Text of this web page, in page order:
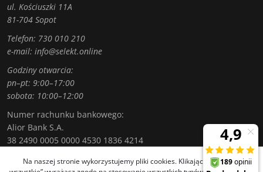
ul. Kościuszki 11A
81-704 Sopot
Telefon: 730 010 210
e-mail: info@selekt.online
Godziny otwarcia:
pn–pt: 9:00–17:00
sobota: 10:00–12:00
Numer rachunku bankowego:
Alior Bank S.A.
38 2490 0005 0000 4530 1836 4214
Na naszej stronie wykorzystujemy pliki cookies. Klikając „Akceptuję